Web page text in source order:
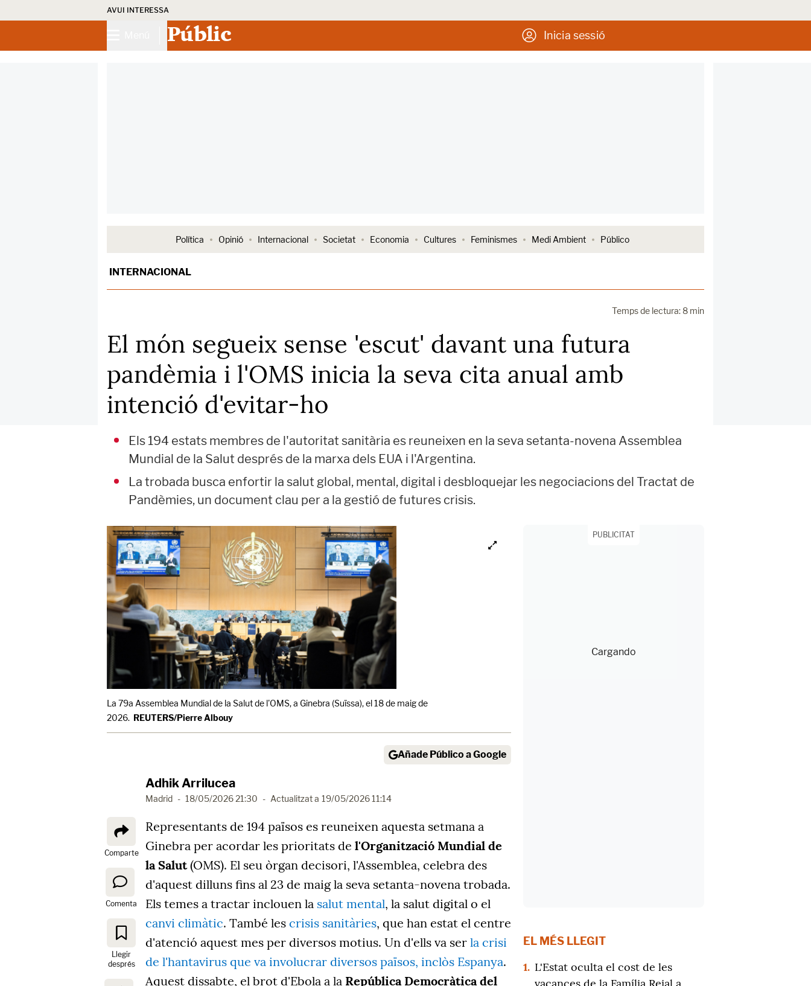
AVUI INTERESSA
Públic Inicia sessió
Política Opinió Internacional Societat Economia Cultures Feminismes Medi Ambient Público
INTERNACIONAL
Temps de lectura: 8 min
El món segueix sense 'escut' davant una futura
pandèmia i l'OMS inicia la seva cita anual amb
intenció d'evitar-ho
Els 194 estats membres de l'autoritat sanitària es reuneixen en la seva setanta-novena Assemblea
Mundial de la Salut després de la marxa dels EUA i l'Argentina.
La trobada busca enfortir la salut global, mental, digital i desbloquejar les negociacions del Tractat de
Pandèmies, un document clau per a la gestió de futures crisis.
La 79a Assemblea Mundial de la Salut de l'OMS, a Ginebra (Suïssa), el 18 de maig de
2026. REUTERS/Pierre Albouy
Añade Público a Google
Adhik Arrilucea
Madrid - 18/05/2026 21:30 - Actualitzat a 19/05/2026 11:14
Comparte
Comenta
Llegir
després
Representants de 194 països es reuneixen aquesta setmana a
Ginebra per acordar les prioritats de l'Organització Mundial de
la Salut(OMS). El seu òrgan decisori, l'Assemblea, celebra des
d'aquest dilluns fins al 23 de maig la seva setanta-novena trobada.
Els temes a tractar inclouen la salut mental, la salut digital o el
canvi climàtic. També les crisis sanitàries, que han estat el centre
d'atenció aquest mes per diversos motius. Un d'ells va ser la crisi
de l'hantavirus que va involucrar diversos països, inclòs Espanya.
Aquest dissabte, el brot d'Ebola a la República Democràtica del
PUBLICITAT
EL MÉS LLEGIT
1. L'Estat oculta el cost de les